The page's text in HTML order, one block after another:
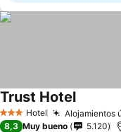
3 Estrellas
Hotel Alojamientos
Trust HotelVer
8,3 Muy bueno 5.120